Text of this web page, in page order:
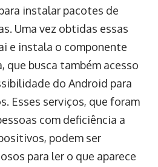
instalar pacotes de
Uma vez obtidas essas
e instala o componente
que busca também acesso
do Android para
Esses serviços, que foram
com deficiência a
podem ser
para ler o que aparece